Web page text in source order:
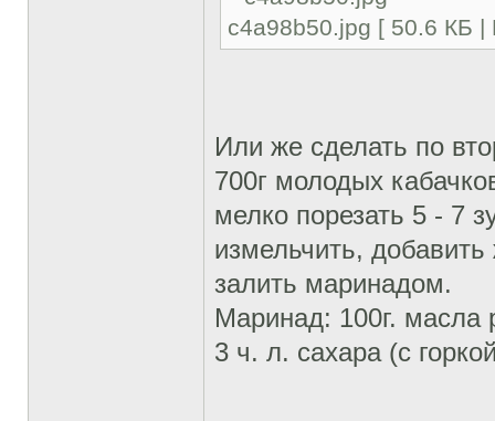
c4a98b50.jpg [ 50.6 КБ
Или же сделать по
700г молодых
мелко порезать 5 - 7
измельчить,
залить маринадом.
Маринад: 100г. масла
3 ч. л. сахара (с